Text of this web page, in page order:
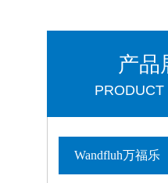
产品
PRODUCT
Wandfluh万福乐